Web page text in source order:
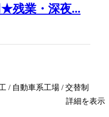
★残業・深夜...
/ 自動車系工場 / 交替制
詳細を表示